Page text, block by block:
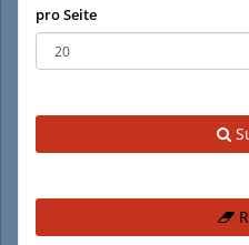
pro Seite